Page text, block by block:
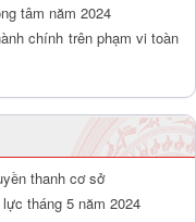
tâm năm 2024
chính trên phạm vi toàn
thanh cơ sở
tháng 5 năm 2024